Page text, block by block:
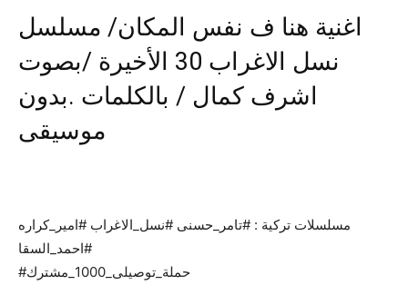
اغنية هنا ف نفس المكان/ مسلسل
نسل الاغراب 30 الأخيرة /بصوت
اشرف كمال / بالكلمات .بدون
موسيقى
مسلسلات تركية : #تامر_حسنى #نسل_الاغراب #امير_كراره
#احمد_السقا
#حملة_توصيلى_1000_مشترك